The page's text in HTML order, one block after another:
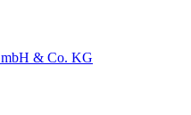
& Co. KG